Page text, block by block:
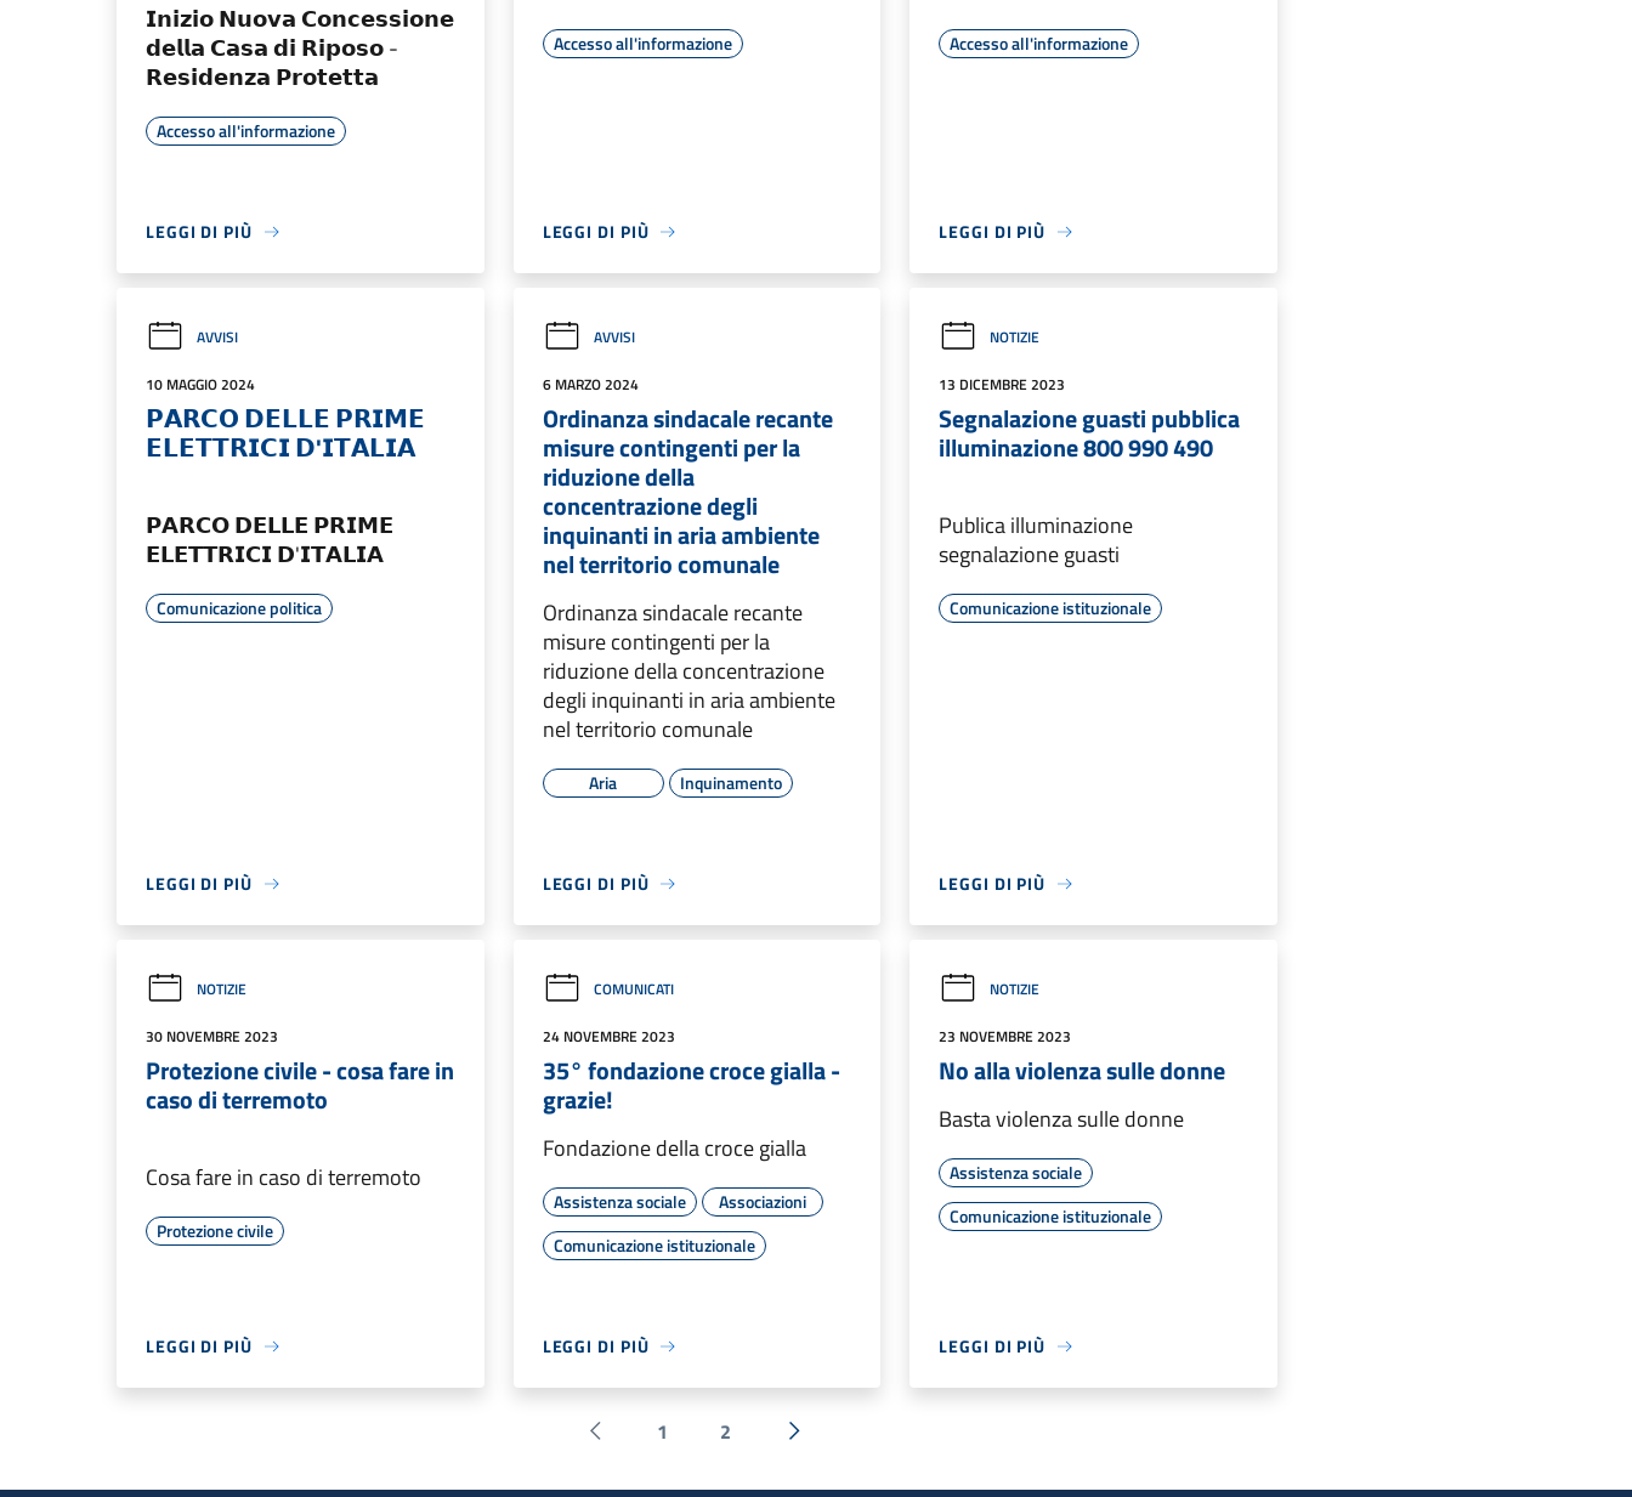
𝗜𝗻𝗶𝘇𝗶𝗼 𝗡𝘂𝗼𝘃𝗮 𝗖𝗼𝗻𝗰𝗲𝘀𝘀𝗶𝗼𝗻𝗲
𝗱𝗲𝗹𝗹𝗮 𝗖𝗮𝘀𝗮 𝗱𝗶 𝗥𝗶𝗽𝗼𝘀𝗼 -
𝗥𝗲𝘀𝗶𝗱𝗲𝗻𝘇𝗮 𝗣𝗿𝗼𝘁𝗲𝘁𝘁𝗮
Accesso all'informazione
LEGGI DI PIÙ
Accesso all'informazione
LEGGI DI PIÙ
Accesso all'informazione
LEGGI DI PIÙ
AVVISI
10 MAGGIO 2024
𝗣𝗔𝗥𝗖𝗢 𝗗𝗘𝗟𝗟𝗘 𝗣𝗥𝗜𝗠𝗘
𝗘𝗟𝗘𝗧𝗧𝗥𝗜𝗖𝗜 𝗗'𝗜𝗧𝗔𝗟𝗜𝗔
𝗣𝗔𝗥𝗖𝗢 𝗗𝗘𝗟𝗟𝗘 𝗣𝗥𝗜𝗠𝗘
𝗘𝗟𝗘𝗧𝗧𝗥𝗜𝗖𝗜 𝗗'𝗜𝗧𝗔𝗟𝗜𝗔
Comunicazione politica
LEGGI DI PIÙ
AVVISI
6 MARZO 2024
Ordinanza sindacale recante
misure contingenti per la
riduzione della
concentrazione degli
inquinanti in aria ambiente
nel territorio comunale
Ordinanza sindacale recante
misure contingenti per la
riduzione della concentrazione
degli inquinanti in aria ambiente
nel territorio comunale
Aria Inquinamento
LEGGI DI PIÙ
NOTIZIE
13 DICEMBRE 2023
Segnalazione guasti pubblica
illuminazione 800 990 490
Publica illuminazione
segnalazione guasti
Comunicazione istituzionale
LEGGI DI PIÙ
NOTIZIE
30 NOVEMBRE 2023
Protezione civile - cosa fare in
caso di terremoto
Cosa fare in caso di terremoto
Protezione civile
LEGGI DI PIÙ
COMUNICATI
24 NOVEMBRE 2023
35° fondazione croce gialla -
grazie!
Fondazione della croce gialla
Assistenza sociale
Associazioni
Comunicazione istituzionale
LEGGI DI PIÙ
NOTIZIE
23 NOVEMBRE 2023
No alla violenza sulle donne
Basta violenza sulle donne
Assistenza sociale
Comunicazione istituzionale
LEGGI DI PIÙ
Pagina precedente
1 2
Successiva »